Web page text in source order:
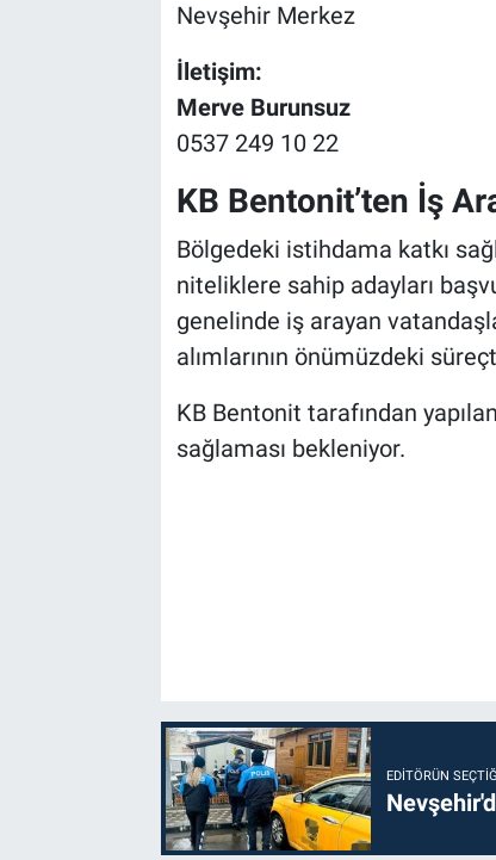
Nevşehir Merkez
İletişim:
Merve Burunsuz
0537 249 10 22
KB Bentonit’ten İş
Bölgedeki istihdama katkı
niteliklere sahip adayları
genelinde iş arayan
alımlarının önümüzdeki
KB Bentonit tarafından
sağlaması bekleniyor.
EDITÖRÜN